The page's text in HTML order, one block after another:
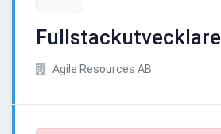
Fullstackutvecklare
Agile Resources AB